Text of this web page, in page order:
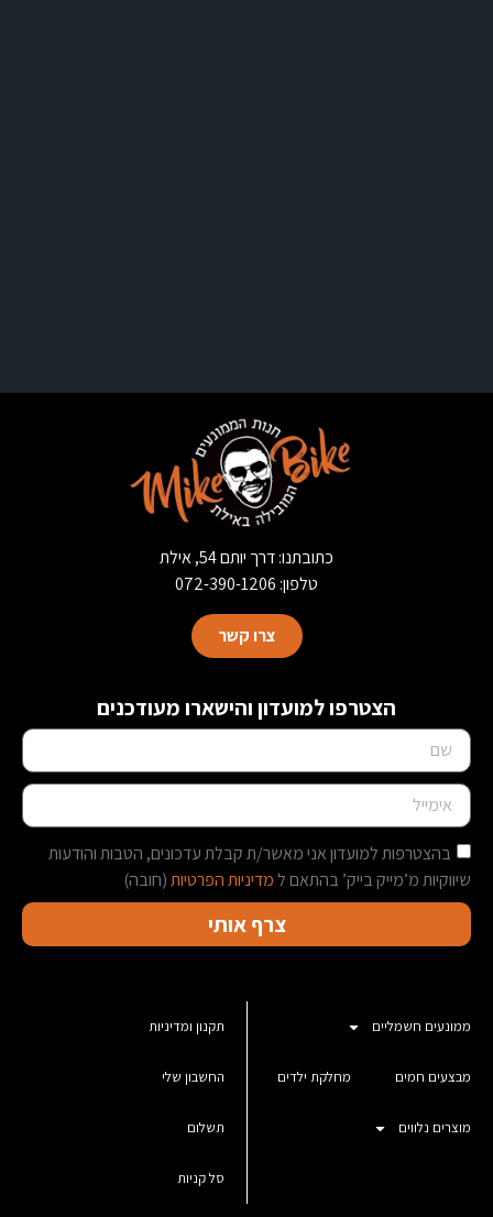
כתובתנו: דרך יותם 54, אילת
טלפון: 072-390-1206
צרו קשר
הצטרפו למועדון והישארו מעודכנים
בהצטרפות למועדון אני מאשר/ת קבלת עדכונים, הטבות והודעות
שיווקיות מ’מייק בייק’ בהתאם למדיניות הפרטיות(חובה)
צרף אותי
ממונעים חשמליים
מבצעים חמים מחלקת ילדים
מוצרים נלווים
תקנון ומדיניות
החשבון שלי
תשלום
סל קניות